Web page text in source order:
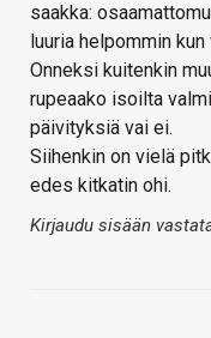
saakka:
luuria helpommin
Onneksi kuitenkin
rupeaako isoilta
päivityksiä vai ei.
Siihenkin on vielä
edes kitkatin ohi.
Kirjaudu sisään